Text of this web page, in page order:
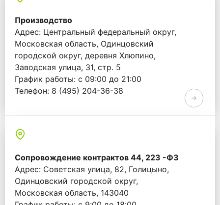
Производство
Адрес: Центральный федеральный округ,
Московская область, Одинцовский
городской округ, деревня Хлюпино,
Заводская улица, 31, стр. 5
График работы: с 09:00 до 21:00
Телефон: 8 (495) 204-36-38
Сопровождение контрактов 44, 223 -ФЗ
Адрес: Советская улица, 82, Голицыно,
Одинцовский городской округ,
Московская область, 143040